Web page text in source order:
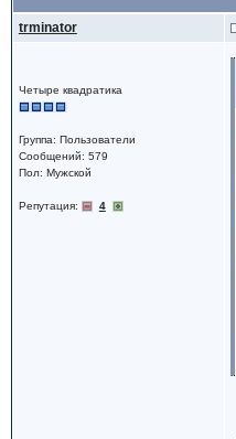
trminator
Четыре квадратика
Группа: Пользователи
Сообщений: 579
Пол: Мужской
Репутация: 4